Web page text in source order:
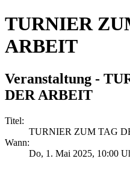
TURNIER
ARBEIT
Veranstaltung -
DER ARBEIT
Titel:
TURNIER ZUM TAG
Wann:
Do, 1. Mai 2025, 10:00